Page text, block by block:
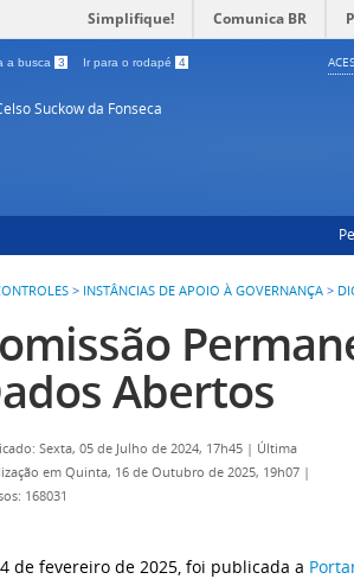
Simplifique! Comunica BR
a busca 3 Ir para o rodapé 4
Suckow da Fonseca
> INSTÂNCIAS DE APOIO À GOVERNANÇA >
Abertos
Sexta, 05 de Julho de 2024, 17h45 | Última
em Quinta, 16 de Outubro de 2025, 19h07 |
168031
de fevereiro de 2025, foi publicada a